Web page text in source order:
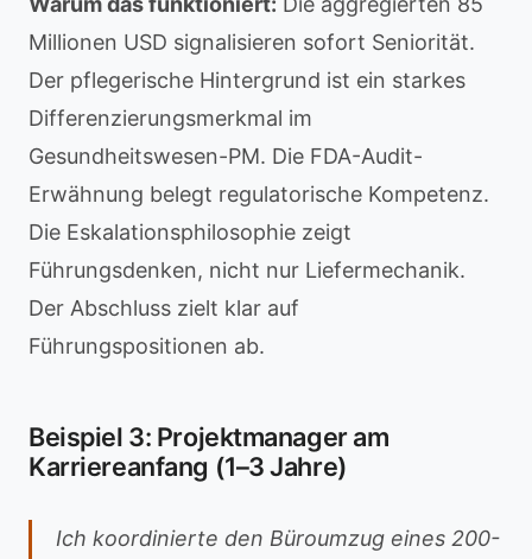
Millionen USD signalisieren sofort Seniorität.
Der pflegerische Hintergrund ist ein starkes
Differenzierungsmerkmal im
Gesundheitswesen-PM. Die FDA-Audit-
Erwähnung belegt regulatorische Kompetenz.
Die Eskalationsphilosophie zeigt
Führungsdenken, nicht nur Liefermechanik.
Der Abschluss zielt klar auf
Führungspositionen ab.
Beispiel 3: Projektmanager am
Karriereanfang (1–3 Jahre)
Ich koordinierte den Büroumzug eines 200-